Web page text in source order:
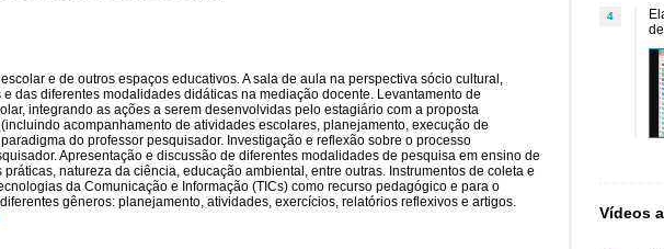
e de outros espaços educativos. A sala de aula na perspectiva sócio cultural,
das diferentes modalidades didáticas na mediação docente. Levantamento de
integrando as ações a serem desenvolvidas pelo estagiário com a proposta
acompanhamento de atividades escolares, planejamento, execução de
do professor pesquisador. Investigação e reflexão sobre o processo
Apresentação e discussão de diferentes modalidades de pesquisa em ensino de
natureza da ciência, educação ambiental, entre outras. Instrumentos de coleta e
da Comunicação e Informação (TICs) como recurso pedagógico e para o
gêneros: planejamento, atividades, exercícios, relatórios reflexivos e artigos.
4
Vídeos